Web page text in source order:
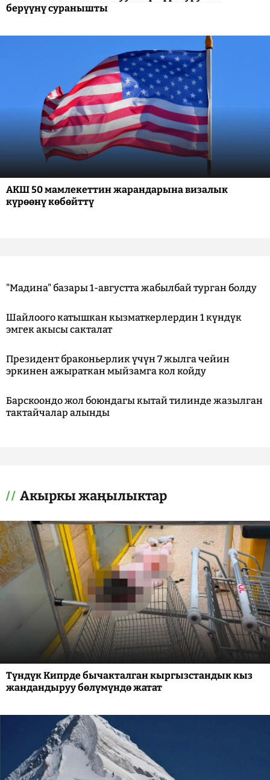
берүүнү суранышты
АКШ 50 мамлекеттин жарандарына визалык
күрөөнү көбөйттү
"Мадина" базары 1-августта жабылбай турган болду
Шайлоого катышкан кызматкерлердин 1 күндүк
эмгек акысы сакталат
Президент браконьерлик үчүн 7 жылга чейин
эркинен ажыраткан мыйзамга кол койду
Барскоондо жол боюндагы кытай тилинде жазылган
тактайчалар алынды
Акыркы жаңылыктар
Түндүк Кипрде бычакталган кыргызстандык кыз
жандандыруу бөлүмүндө жатат